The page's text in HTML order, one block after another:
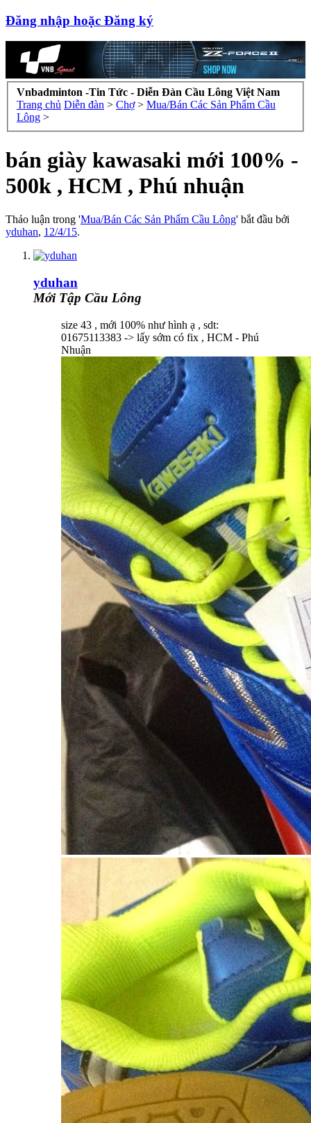
Đăng nhập hoặc Đăng ký
Vnbadminton -Tin Tức - Diễn Đàn Cầu Lông Việt Nam
Trang chủ Diễn đàn > Chợ > Mua/Bán Các Sản Phẩm Cầu
Lông >
bán giày kawasaki mới 100% -
500k , HCM , Phú nhuận
Thảo luận trong 'Mua/Bán Các Sản Phẩm Cầu Lông' bắt đầu bởi
yduhan, 12/4/15.
yduhan
Mới Tập Cầu Lông
size 43 , mới 100% như hình ạ , sdt:
01675113383 -> lấy sớm có fix , HCM - Phú
Nhuận